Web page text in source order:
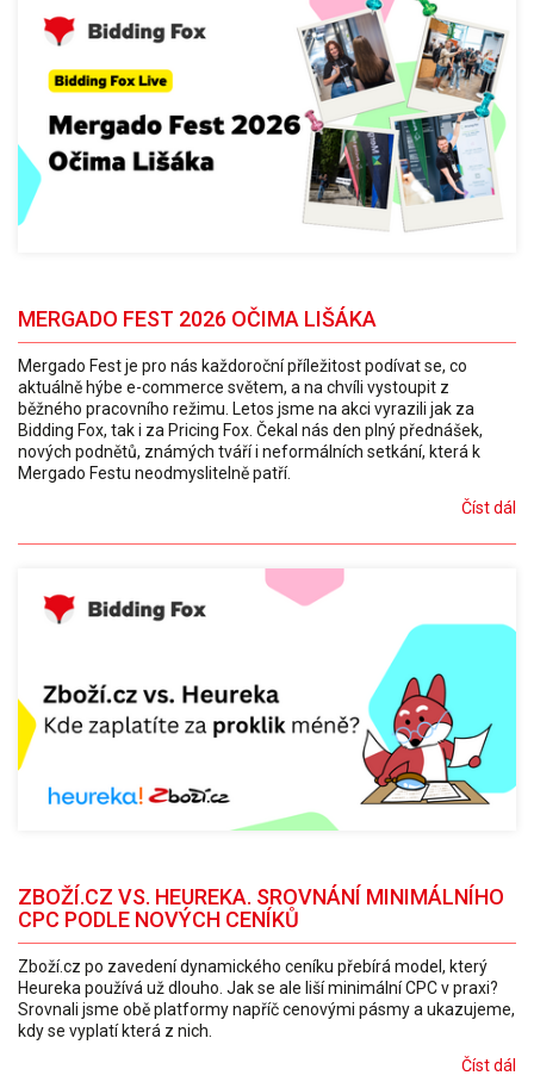
MERGADO FEST 2026 OČIMA LIŠÁKA
Mergado Fest je pro nás každoroční příležitost podívat se, co
aktuálně hýbe e-commerce světem, a na chvíli vystoupit z
běžného pracovního režimu. Letos jsme na akci vyrazili jak za
Bidding Fox, tak i za Pricing Fox. Čekal nás den plný přednášek,
nových podnětů, známých tváří i neformálních setkání, která k
Mergado Festu neodmyslitelně patří.
Číst dál
ZBOŽÍ.CZ VS. HEUREKA. SROVNÁNÍ MINIMÁLNÍHO
CPC PODLE NOVÝCH CENÍKŮ
Zboží.cz po zavedení dynamického ceníku přebírá model, který
Heureka používá už dlouho. Jak se ale liší minimální CPC v praxi?
Srovnali jsme obě platformy napříč cenovými pásmy a ukazujeme,
kdy se vyplatí která z nich.
Číst dál